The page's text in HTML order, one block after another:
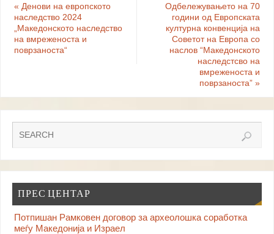
« Денови на европското
наследство 2024
„Македонското наследство
на вмреженоста и
поврзаноста“
Oдбележувањето на 70
години од Европската
културна конвенција на
Советот на Европа со
наслов “Македонското
наследстсво на
вмреженоста и
поврзаноста”»
ПРЕС ЦЕНТАР
Потпишан Рамковен договор за археолошка соработка
меѓу Македонија и Израел